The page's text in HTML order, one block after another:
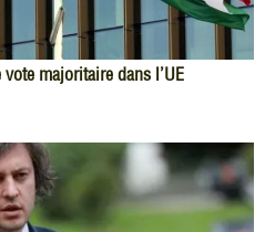
majoritaire dans l’UE